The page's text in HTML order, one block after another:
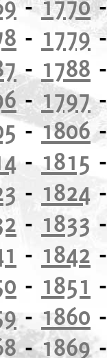
- 1779
- 1788
-1797
-1806
- 1815
- 1824
- 1833
- 1842
- 1851
- 1860
-1869